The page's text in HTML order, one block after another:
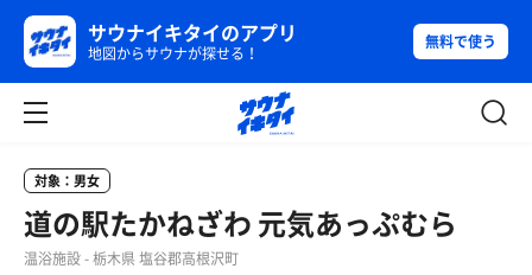
サウナイキタイのアプリ
地図からサウナが探せる！
無料で使う
対象：男女
道の駅たかねざわ 元気あっぷむら
温浴施設 - 栃木県 塩谷郡高根沢町